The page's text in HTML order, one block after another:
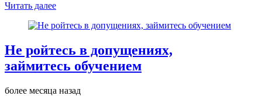
Читать далее
Не ройтесь в допущениях,
займитесь обучением
более месяца назад